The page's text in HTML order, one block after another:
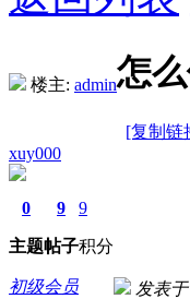
楼主: admin怎
[复制链
xuy000
0
主题
9
帖子
9
积分
初级会员 发表于